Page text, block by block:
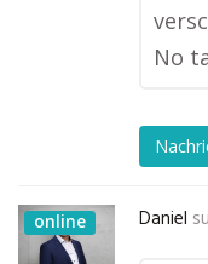
No
online Daniel